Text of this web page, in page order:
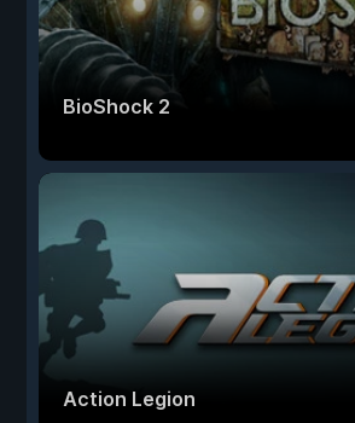
BioShock 2
Action Legion